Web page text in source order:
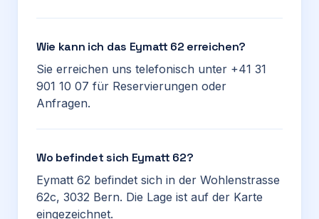
Wie kann ich das Eymatt 62 erreichen?
Sie erreichen uns telefonisch unter +41 31
901 10 07 für Reservierungen oder
Anfragen.
Wo befindet sich Eymatt 62?
Eymatt 62 befindet sich in der Wohlenstrasse
62c, 3032 Bern. Die Lage ist auf der Karte
eingezeichnet.